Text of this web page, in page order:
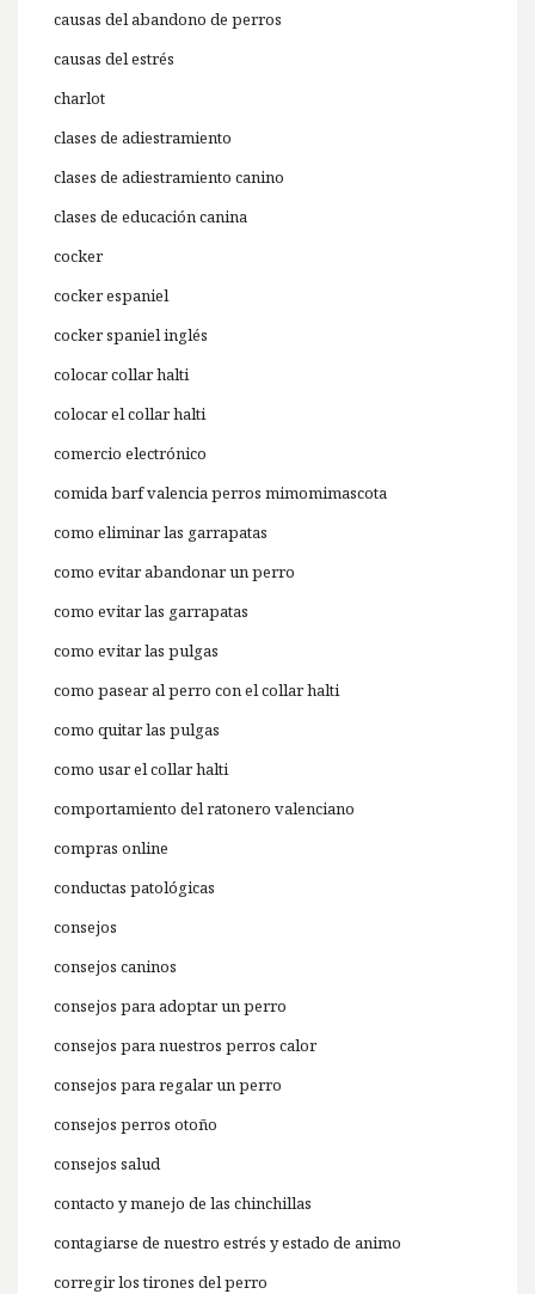
causas del abandono de perros
causas del estrés
charlot
clases de adiestramiento
clases de adiestramiento canino
clases de educación canina
cocker
cocker espaniel
cocker spaniel inglés
colocar collar halti
colocar el collar halti
comercio electrónico
comida barf valencia perros mimomimascota
como eliminar las garrapatas
como evitar abandonar un perro
como evitar las garrapatas
como evitar las pulgas
como pasear al perro con el collar halti
como quitar las pulgas
como usar el collar halti
comportamiento del ratonero valenciano
compras online
conductas patológicas
consejos
consejos caninos
consejos para adoptar un perro
consejos para nuestros perros calor
consejos para regalar un perro
consejos perros otoño
consejos salud
contacto y manejo de las chinchillas
contagiarse de nuestro estrés y estado de animo
corregir los tirones del perro